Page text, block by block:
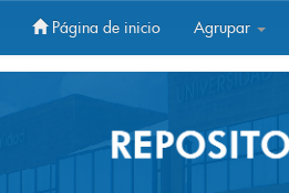
Página de inicio Agrupar